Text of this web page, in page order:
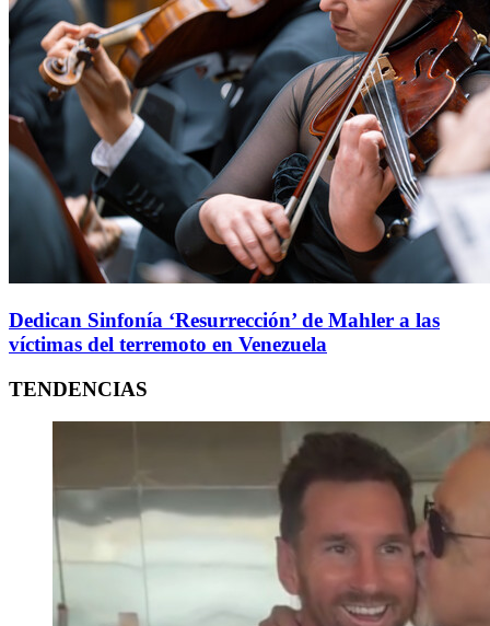
Dedican Sinfonía ‘Resurrección’ de Mahler a las
víctimas del terremoto en Venezuela
TENDENCIAS